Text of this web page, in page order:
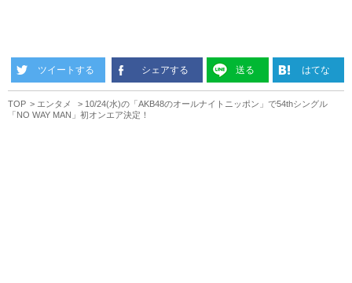
ツイートする シェアする 送る はてな
TOP エンタメ
10/24(水)の「AKB48のオールナイトニッポン」で54thシングル
「NO WAY MAN」初オンエア決定！